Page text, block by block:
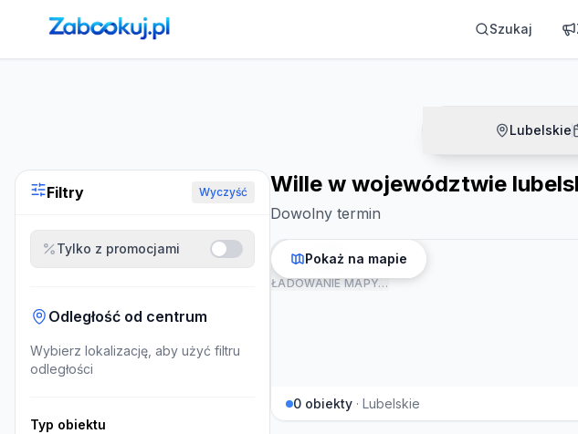
Strona główna ›Noclegi Szukaj
Lubelskie
Filtry Wyczyść
Tylko z promocjami
Odległość od centrum
Wybierz lokalizację, aby użyć filtru
odległości
Typ obiektu
Wille w województwie
Dowolny termin
ŁADOWANIE MAPY…
Pokaż na mapie
0 obiekty · Lubelskie